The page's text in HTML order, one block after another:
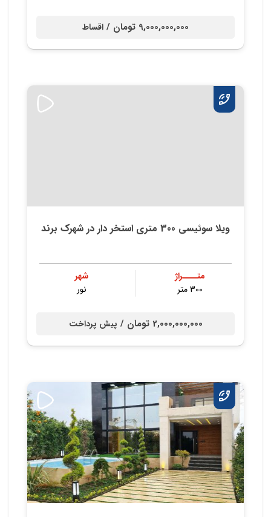
9,000,000,000 تومان / اقساط
ویلا سوئیسی 300 متری استخر دار در شهرک برند
متــــراژ
300 متر
شهر
نور
2,000,000,000 تومان / پیش پرداخت